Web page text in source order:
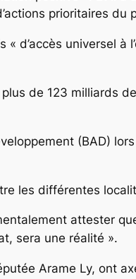
prioritaires du
universel à
de 123 milliards
(BAD)
les différentes
attester
sera une réalité ».
Arame Ly, ont